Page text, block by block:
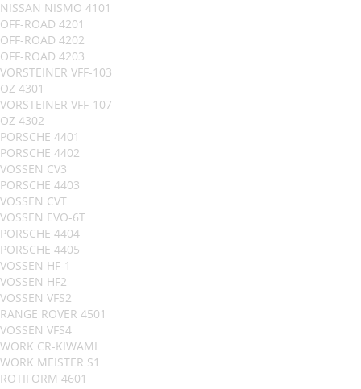
NISSAN NISMO 4101
OFF-ROAD 4201
OFF-ROAD 4202
OFF-ROAD 4203
VORSTEINER VFF-103
OZ 4301
VORSTEINER VFF-107
OZ 4302
PORSCHE 4401
PORSCHE 4402
VOSSEN CV3
PORSCHE 4403
VOSSEN CVT
VOSSEN EVO-6T
PORSCHE 4404
PORSCHE 4405
VOSSEN HF-1
VOSSEN HF2
VOSSEN VFS2
RANGE ROVER 4501
VOSSEN VFS4
WORK CR-KIWAMI
WORK MEISTER S1
ROTIFORM 4601